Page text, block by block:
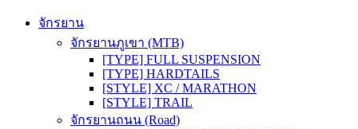
จักรยาน
จักรยานภูเขา (MTB)
[TYPE] FULL SUSPENSION
[TYPE] HARDTAILS
[STYLE] XC / MARATHON
[STYLE] TRAIL
จักรยานถนน (Road)